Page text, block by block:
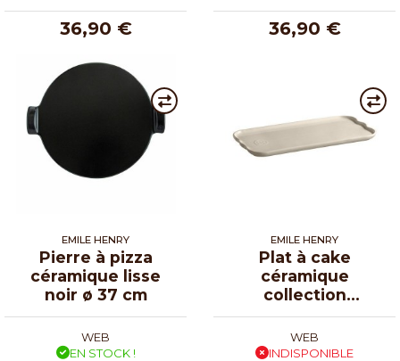
36,90 € 36,90 €
EMILE HENRY
Pierre à pizza
céramique lisse
noir ø 37 cm
WEB
EN STOCK !
EMILE HENRY
Plat à cake
céramique
collection
Madeleine argile
31,5 cm
WEB
INDISPONIBLE